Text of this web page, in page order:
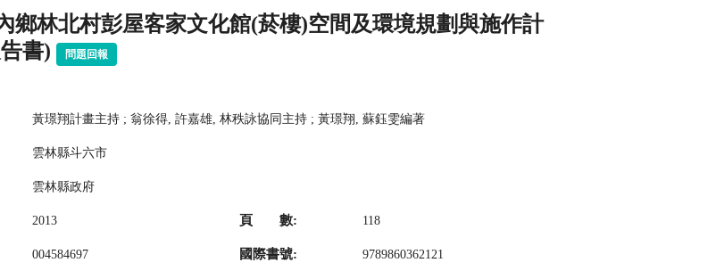
鄉林北村彭屋客家文化館(菸樓)空間及環境規劃與施作計
書)
問題回報
黃璟翔計畫主持 ; 翁徐得, 許嘉雄, 林秩詠協同主持 ; 黃璟翔, 蘇鈺雯編著
雲林縣斗六市
雲林縣政府
2013 頁 數: 118
004584697 國際書號: 9789860362121